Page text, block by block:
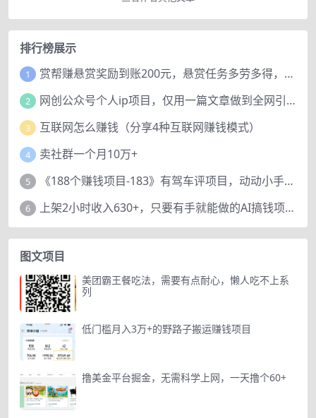
排行榜展示
1 赏帮赚悬赏奖励到账200元，悬赏任务多劳多得，人人可做。
2 网创公众号个人ip项目，仅用一篇文章做到全网引流！
3 互联网怎么赚钱（分享4种互联网赚钱模式）
4 卖社群一个月10万+
5 《188个赚钱项目-183》有驾车评项目，动动小手，复制粘贴赚44元！
6 上架2小时收入630+，只要有手就能做的AI搞钱项目，奶奶看完都能学会!
图文项目
美团霸王餐吃法，需要有点耐心，懒人吃不上系
列
低门槛月入3万+的野路子搬运赚钱项目
撸美金平台掘金，无需科学上网，一天撸个60+